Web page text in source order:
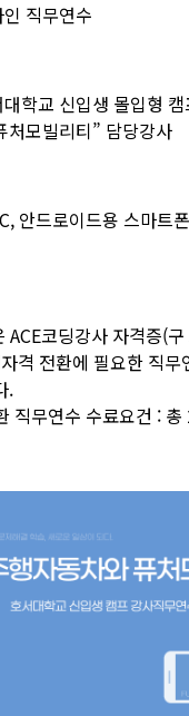
직무연수
대학교 신입생 몰입형
처모빌리티” 담당강사
안드로이드용 스마트
ACE코딩강사 자격증(
격 전환에 필요한 직
.
직무연수 수료요건 : 총